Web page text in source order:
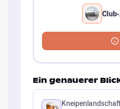
Ein genauerer